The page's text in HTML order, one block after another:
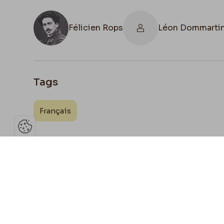
Félicien Rops Léon
Tags
Français
Ouvrir la barre de gestion des